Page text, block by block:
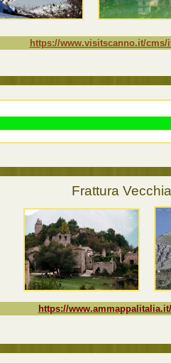
https://www.visitscanno.it/
Frattura
https://